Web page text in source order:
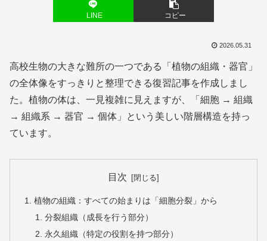
LINE コピー
2026.05.31
高校生物の大きな難所の一つである「植物の組織・器官」
の全体像をすっきりと整理できる復習記事を作成しまし
た。植物の体は、一見複雑に見えますが、「細胞 → 組織
→ 組織系 → 器官 → 個体」という美しい階層構造を持っ
ています。
目次
植物の組織：すべての始まりは「細胞分裂」から
分裂組織（成長を行う部分）
永久組織（特定の役割を持つ部分）